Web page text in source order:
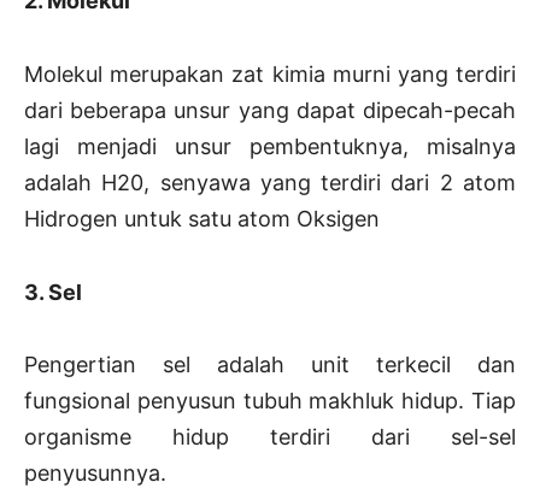
Molekul merupakan zat kimia murni yang terdiri
dari beberapa unsur yang dapat dipecah-pecah
lagi menjadi unsur pembentuknya, misalnya
adalah H20, senyawa yang terdiri dari 2 atom
Hidrogen untuk satu atom Oksigen
3. Sel
Pengertian sel adalah unit terkecil dan
fungsional penyusun tubuh makhluk hidup. Tiap
organisme hidup terdiri dari sel-sel
penyusunnya.